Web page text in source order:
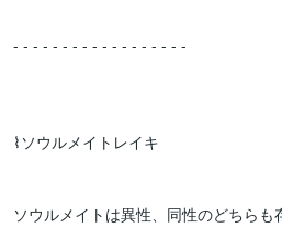
- - - - - - - - - - - - - - - - - -
⌇ソウルメイトレイキ
ソウルメイトは異性、同性のどちらも